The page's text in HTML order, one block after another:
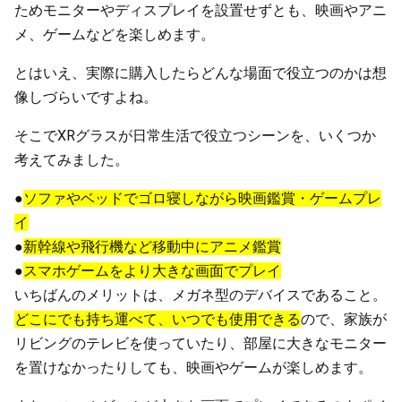
ためモニターやディスプレイを設置せずとも、映画やアニ
メ、ゲームなどを楽しめます。
とはいえ、実際に購入したらどんな場面で役立つのかは想
像しづらいですよね。
そこでXRグラスが日常生活で役立つシーンを、いくつか
考えてみました。
●ソファやベッドでゴロ寝しながら映画鑑賞・ゲームプレ
イ
●新幹線や飛行機など移動中にアニメ鑑賞
●スマホゲームをより大きな画面でプレイ
いちばんのメリットは、メガネ型のデバイスであること。
どこにでも持ち運べて、いつでも使用できるので、家族が
リビングのテレビを使っていたり、部屋に大きなモニター
を置けなかったりしても、映画やゲームが楽しめます。